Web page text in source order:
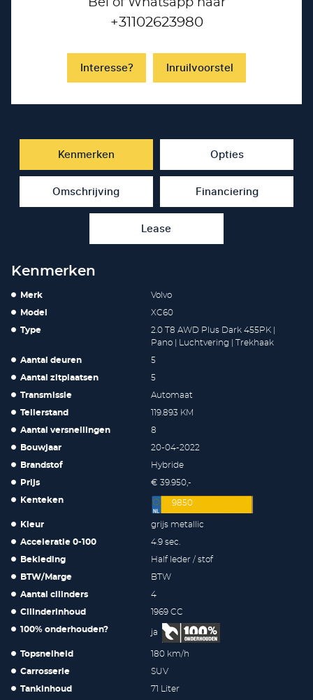
Bel of Whatsapp naar
+31102623980
Interesse? Inruilvoorstel
Kenmerken Opties
Omschrijving Financiering
Lease
Kenmerken
Merk Volvo
Model XC60
Type
2.0 T8 AWD Plus Dark 455PK |
Pano | Luchtvering | Trekhaak
Aantal deuren 5
Aantal zitplaatsen 5
Transmissie Automaat
Tellerstand 119.893 KM
Aantal versnellingen 8
Bouwjaar 20-04-2022
Brandstof Hybride
Prijs € 39.950,-
Kenteken 9850
Kleur grijs metallic
Acceleratie 0-100 4.9 sec.
Bekleding Half leder / stof
BTW/Marge BTW
Aantal cilinders 4
Cilinderinhoud 1969 CC
100% onderhouden? ja
Topsnelheid 180 km/h
Carrosserie SUV
Tankinhoud 71 Liter